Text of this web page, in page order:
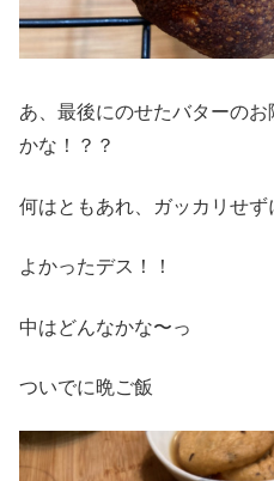
あ、最後にのせたバターの
かな！？？
何はともあれ、ガッカリせず
よかったデス！！
中はどんなかな〜っ
ついでに晩ご飯